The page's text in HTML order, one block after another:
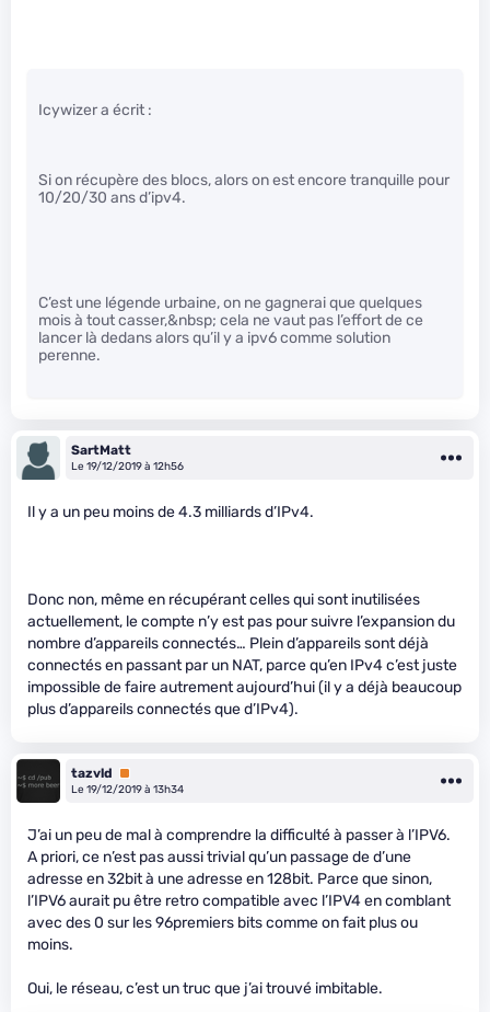
Icywizer a écrit :
Si on récupère des blocs, alors on est encore tranquille pour
10/20/30 ans d’ipv4.
C’est une légende urbaine, on ne gagnerai que quelques
mois à tout casser,&nbsp; cela ne vaut pas l’effort de ce
lancer là dedans alors qu’il y a ipv6 comme solution
perenne.
SartMatt
Le 19/12/2019 à 12h56
Il y a un peu moins de 4.3 milliards d’IPv4.
Donc non, même en récupérant celles qui sont inutilisées
actuellement, le compte n’y est pas pour suivre l’expansion du
nombre d’appareils connectés… Plein d’appareils sont déjà
connectés en passant par un NAT, parce qu’en IPv4 c’est juste
impossible de faire autrement aujourd’hui (il y a déjà beaucoup
plus d’appareils connectés que d’IPv4).
tazvld
Premium
Le 19/12/2019 à 13h34
J’ai un peu de mal à comprendre la difficulté à passer à l’IPV6.
A priori, ce n’est pas aussi trivial qu’un passage de d’une
adresse en 32bit à une adresse en 128bit. Parce que sinon,
l’IPV6 aurait pu être retro compatible avec l’IPV4 en comblant
avec des 0 sur les 96premiers bits comme on fait plus ou
moins.
Oui, le réseau, c’est un truc que j’ai trouvé imbitable.